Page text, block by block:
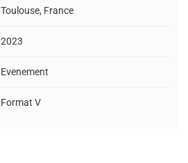
Toulouse, France
2023
Evenement
Format V